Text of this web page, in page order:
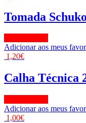
Tomada
Adicionar aos meus
1,20€
Calha Técnica
Adicionar aos meus
1,00€